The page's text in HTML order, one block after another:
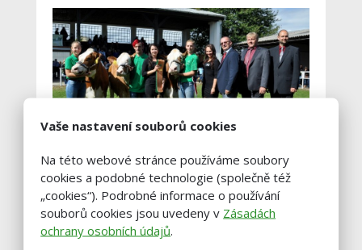
Regionální výstava
Vaše nastavení souborů cookies
Na této webové stránce používáme soubory
cookies a podobné technologie (společně též
„cookies“). Podrobné informace o používání
souborů cookies jsou uvedeny v Zásadách
ochrany osobních údajů.